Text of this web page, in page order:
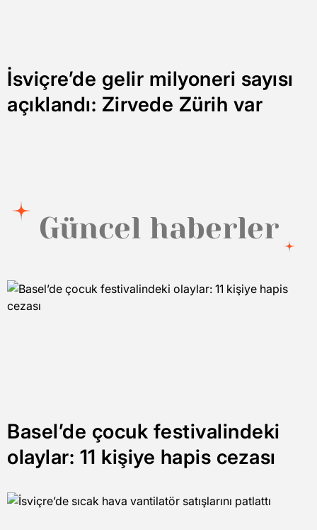
İsviçre’de gelir milyoneri sayısı
açıklandı: Zirvede Zürih var
Güncel haberler
Basel’de çocuk festivalindeki
olaylar: 11 kişiye hapis cezası